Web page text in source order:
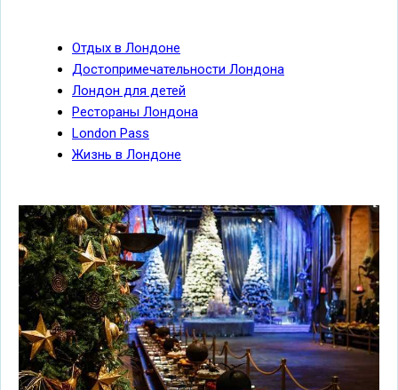
Лондон
Отдых в Лондоне
Достопримечательности Лондона
Лондон для детей
Рестораны Лондона
London Pass
Жизнь в Лондоне